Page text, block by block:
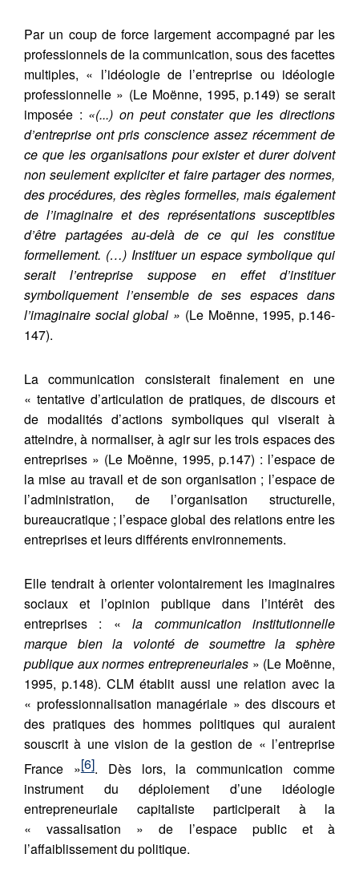
Par un coup de force largement accompagné par les
professionnels de la communication, sous des facettes
multiples, « l’idéologie de l’entreprise ou idéologie
professionnelle » (Le Moënne, 1995, p.149) se serait
imposée : «(...) on peut constater que les directions
d’entreprise ont pris conscience assez récemment de
ce que les organisations pour exister et durer doivent
non seulement expliciter et faire partager des normes,
des procédures, des règles formelles, mais également
de l’imaginaire et des représentations susceptibles
d’être partagées au-delà de ce qui les constitue
formellement. (…) Instituer un espace symbolique qui
serait l’entreprise suppose en effet d’instituer
symboliquement l’ensemble de ses espaces dans
l’imaginaire social global » (Le Moënne, 1995, p.146-
147).
La communication consisterait finalement en une
« tentative d’articulation de pratiques, de discours et
de modalités d’actions symboliques qui viserait à
atteindre, à normaliser, à agir sur les trois espaces des
entreprises » (Le Moënne, 1995, p.147) : l’espace de
la mise au travail et de son organisation ; l’espace de
l’administration, de l’organisation structurelle,
bureaucratique ; l’espace global des relations entre les
entreprises et leurs différents environnements.
Elle tendrait à orienter volontairement les imaginaires
sociaux et l’opinion publique dans l’intérêt des
entreprises : «la communication institutionnelle
marque bien la volonté de soumettre la sphère
publique aux normes entrepreneuriales » (Le Moënne,
1995, p.148). CLM établit aussi une relation avec la
« professionnalisation managériale » des discours et
des pratiques des hommes politiques qui auraient
souscrit à une vision de la gestion de « l’entreprise
France »[6]. Dès lors, la communication comme
instrument du déploiement d’une idéologie
entrepreneuriale capitaliste participerait à la
« vassalisation » de l’espace public et à
l’affaiblissement du politique.